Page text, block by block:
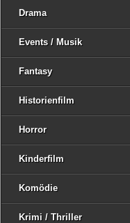
Drama
Events / Musik
Fantasy
Historienfilm
Horror
Kinderfilm
Komödie
Krimi / Thriller